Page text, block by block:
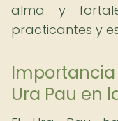
alma y
practicantes y
Importancia
Ura Pau en